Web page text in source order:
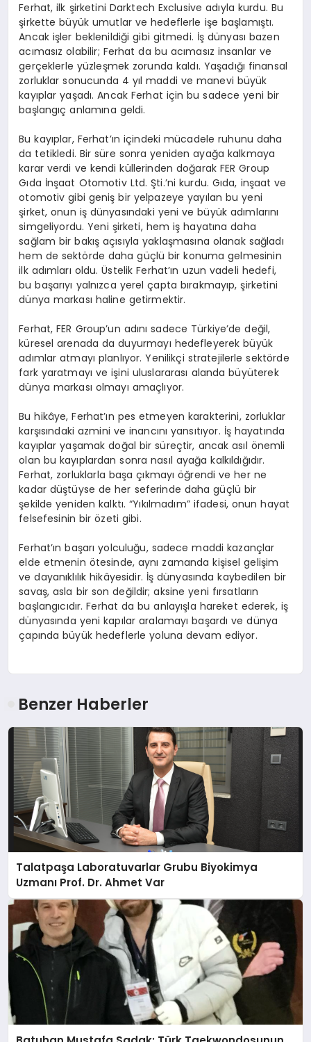
Ferhat, ilk şirketini Darktech Exclusive adıyla kurdu. Bu
şirkette büyük umutlar ve hedeflerle işe başlamıştı.
Ancak işler beklenildiği gibi gitmedi. İş dünyası bazen
acımasız olabilir; Ferhat da bu acımasız insanlar ve
gerçeklerle yüzleşmek zorunda kaldı. Yaşadığı finansal
zorluklar sonucunda 4 yıl maddi ve manevi büyük
kayıplar yaşadı. Ancak Ferhat için bu sadece yeni bir
başlangıç anlamına geldi.
Bu kayıplar, Ferhat’ın içindeki mücadele ruhunu daha
da tetikledi. Bir süre sonra yeniden ayağa kalkmaya
karar verdi ve kendi küllerinden doğarak FER Group
Gıda İnşaat Otomotiv Ltd. Şti.’ni kurdu. Gıda, inşaat ve
otomotiv gibi geniş bir yelpazeye yayılan bu yeni
şirket, onun iş dünyasındaki yeni ve büyük adımlarını
simgeliyordu. Yeni şirketi, hem iş hayatına daha
sağlam bir bakış açısıyla yaklaşmasına olanak sağladı
hem de sektörde daha güçlü bir konuma gelmesinin
ilk adımları oldu. Üstelik Ferhat’ın uzun vadeli hedefi,
bu başarıyı yalnızca yerel çapta bırakmayıp, şirketini
dünya markası haline getirmektir.
Ferhat, FER Group’un adını sadece Türkiye’de değil,
küresel arenada da duyurmayı hedefleyerek büyük
adımlar atmayı planlıyor. Yenilikçi stratejilerle sektörde
fark yaratmayı ve işini uluslararası alanda büyüterek
dünya markası olmayı amaçlıyor.
Bu hikâye, Ferhat’ın pes etmeyen karakterini, zorluklar
karşısındaki azmini ve inancını yansıtıyor. İş hayatında
kayıplar yaşamak doğal bir süreçtir, ancak asıl önemli
olan bu kayıplardan sonra nasıl ayağa kalkıldığıdır.
Ferhat, zorluklarla başa çıkmayı öğrendi ve her ne
kadar düştüyse de her seferinde daha güçlü bir
şekilde yeniden kalktı. “Yıkılmadım” ifadesi, onun hayat
felsefesinin bir özeti gibi.
Ferhat’ın başarı yolculuğu, sadece maddi kazançlar
elde etmenin ötesinde, aynı zamanda kişisel gelişim
ve dayanıklılık hikâyesidir. İş dünyasında kaybedilen bir
savaş, asla bir son değildir; aksine yeni fırsatların
başlangıcıdır. Ferhat da bu anlayışla hareket ederek, iş
dünyasında yeni kapılar aralamayı başardı ve dünya
çapında büyük hedeflerle yoluna devam ediyor.
Benzer Haberler
Talatpaşa Laboratuvarlar Grubu Biyokimya
Uzmanı Prof. Dr. Ahmet Var